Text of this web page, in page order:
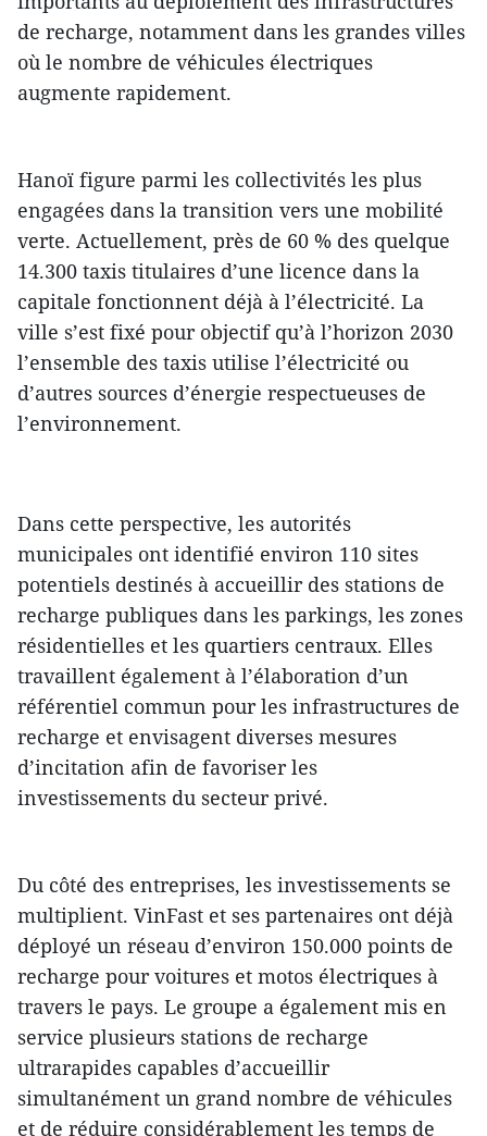
de recharge, notamment dans les grandes villes
où le nombre de véhicules électriques
augmente rapidement.
Hanoï figure parmi les collectivités les plus
engagées dans la transition vers une mobilité
verte. Actuellement, près de 60 % des quelque
14.300 taxis titulaires d’une licence dans la
capitale fonctionnent déjà à l’électricité. La
ville s’est fixé pour objectif qu’à l’horizon 2030
l’ensemble des taxis utilise l’électricité ou
d’autres sources d’énergie respectueuses de
l’environnement.
Dans cette perspective, les autorités
municipales ont identifié environ 110 sites
potentiels destinés à accueillir des stations de
recharge publiques dans les parkings, les zones
résidentielles et les quartiers centraux. Elles
travaillent également à l’élaboration d’un
référentiel commun pour les infrastructures de
recharge et envisagent diverses mesures
d’incitation afin de favoriser les
investissements du secteur privé.
Du côté des entreprises, les investissements se
multiplient. VinFast et ses partenaires ont déjà
déployé un réseau d’environ 150.000 points de
recharge pour voitures et motos électriques à
travers le pays. Le groupe a également mis en
service plusieurs stations de recharge
ultrarapides capables d’accueillir
simultanément un grand nombre de véhicules
et de réduire considérablement les temps de